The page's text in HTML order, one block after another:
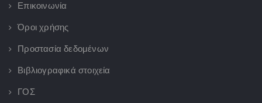
Επικοινωνία
Όροι χρήσης
Προστασία δεδομένων
Βιβλιογραφικά στοιχεία
ΓΟΣ